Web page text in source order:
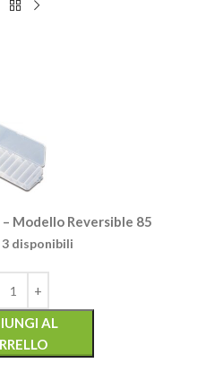
– Modello Reversible 85
3 disponibili
AL